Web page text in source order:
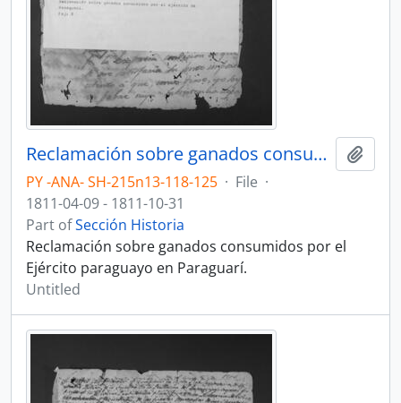
Reclamación sobre ganados consumidos por el Ejército paraguayo en Paraguarí.
PY -ANA- SH-215n13-118-125 · File ·
1811-04-09 - 1811-10-31
Part ofSección Historia
Reclamación sobre ganados consumidos por el
Ejército paraguayo en Paraguarí.
Untitled